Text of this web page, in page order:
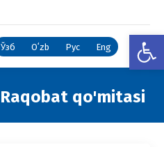
Ўзб Oʻzb Рус Eng
Raqobat qo'mitasi